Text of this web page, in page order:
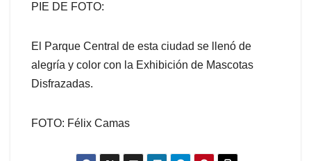
PIE DE FOTO:
El Parque Central de esta ciudad se llenó de
alegría y color con la Exhibición de Mascotas
Disfrazadas.
FOTO: Félix Camas